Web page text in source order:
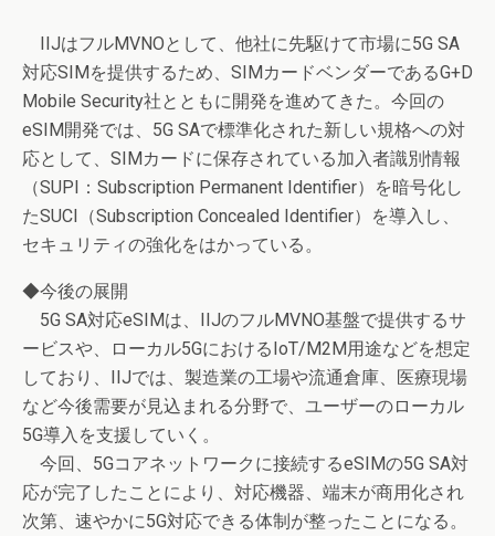
IIJはフルMVNOとして、他社に先駆けて市場に5G SA
対応SIMを提供するため、SIMカードベンダーであるG+D
Mobile Security社とともに開発を進めてきた。今回の
eSIM開発では、5G SAで標準化された新しい規格への対
応として、SIMカードに保存されている加入者識別情報
（SUPI：Subscription Permanent Identifier）を暗号化し
たSUCI（Subscription Concealed Identifier）を導入し、
セキュリティの強化をはかっている。
◆今後の展開
5G SA対応eSIMは、IIJのフルMVNO基盤で提供するサ
ービスや、ローカル5GにおけるIoT/M2M用途などを想定
しており、IIJでは、製造業の工場や流通倉庫、医療現場
など今後需要が見込まれる分野で、ユーザーのローカル
5G導入を支援していく。
今回、5Gコアネットワークに接続するeSIMの5G SA対
応が完了したことにより、対応機器、端末が商用化され
次第、速やかに5G対応できる体制が整ったことになる。